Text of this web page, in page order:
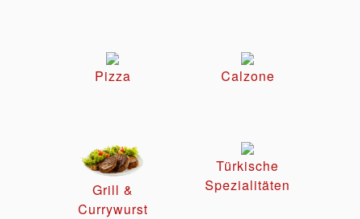
Pizza Calzone
Grill &
Currywurst
Türkische
Spezialitäten